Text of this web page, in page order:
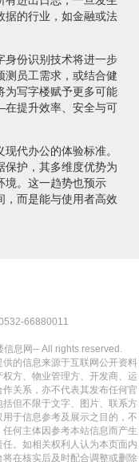
据的行业，如金融或法
身份识别技术将进一步
测员工需求，或结合健
为写字楼赋予更多可能
提升效率、安全与可
代办公的体验标准。
保护，其多维度优势为
境。这一趋势也预示
，而是能与使用者高效
66880011
息网-- All rights reserved.
的信息来源于互联网公开资料
方、物业管理方、开发商、运
关系，亦不代表其发布任何官
但不限于文字、图片、联系方
于信息参考及展示之目的，不
何主体因参考本站信息而产生
。如相关权利人认为本页面内
在核实后及时配合调整或删除